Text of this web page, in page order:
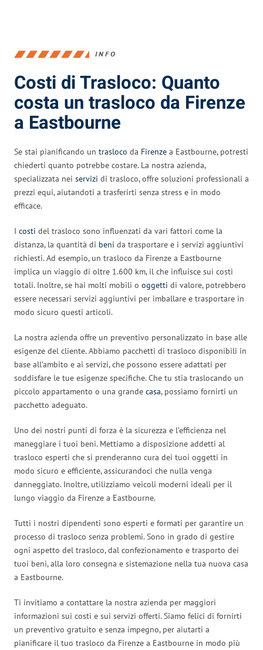
INFO
Costi di Trasloco: Quanto
costa un trasloco da Firenze
a Eastbourne
Se stai pianificando un trasloco da Firenze a Eastbourne, potresti
chiederti quanto potrebbe costare. La nostra azienda,
specializzata nei servizi di trasloco, offre soluzioni professionali a
prezzi equi, aiutandoti a trasferirti senza stress e in modo
efficace.
I costi del trasloco sono influenzati da vari fattori come la
distanza, la quantità di beni da trasportare e i servizi aggiuntivi
richiesti. Ad esempio, un trasloco da Firenze a Eastbourne
implica un viaggio di oltre 1.600 km, il che influisce sui costi
totali. Inoltre, se hai molti mobili o oggetti di valore, potrebbero
essere necessari servizi aggiuntivi per imballare e trasportare in
modo sicuro questi articoli.
La nostra azienda offre un preventivo personalizzato in base alle
esigenze del cliente. Abbiamo pacchetti di trasloco disponibili in
base all’ambito e ai servizi, che possono essere adattati per
soddisfare le tue esigenze specifiche. Che tu stia traslocando un
piccolo appartamento o una grande casa, possiamo fornirti un
pacchetto adeguato.
Uno dei nostri punti di forza è la sicurezza e l’efficienza nel
maneggiare i tuoi beni. Mettiamo a disposizione addetti al
trasloco esperti che si prenderanno cura dei tuoi oggetti in
modo sicuro e efficiente, assicurandoci che nulla venga
danneggiato. Inoltre, utilizziamo veicoli moderni ideali per il
lungo viaggio da Firenze a Eastbourne.
Tutti i nostri dipendenti sono esperti e formati per garantire un
processo di trasloco senza problemi. Sono in grado di gestire
ogni aspetto del trasloco, dal confezionamento e trasporto dei
tuoi beni, alla loro consegna e sistemazione nella tua nuova casa
a Eastbourne.
Ti invitiamo a contattare la nostra azienda per maggiori
informazioni sui costi e sui servizi offerti. Siamo felici di fornirti
un preventivo gratuito e senza impegno, per aiutarti a
pianificare il tuo trasloco da Firenze a Eastbourne in modo più